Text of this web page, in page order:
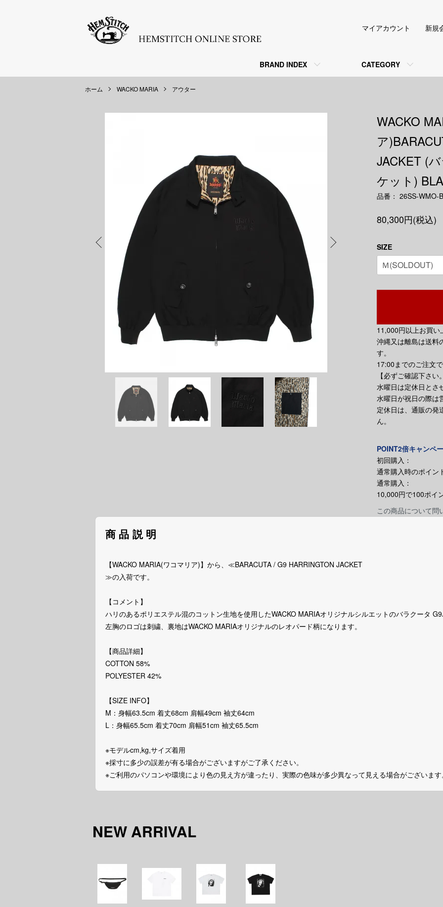
BRAND INDEX CATEGORY
マイアカウント 新規
ホーム WACKO MARIA アウター
WACKO
ア
JACKET (
ケット)
品番： 26SS-WMO-
80,300円(税込)
SIZE
11,000円以上お買
沖縄又は離島は送料
す。
17:00までのご注文
【必ずご確認下さい
水曜日は定休日とさ
水曜日が祝日の際は
定休日は、通販の発
ん。
POINT2倍キャンペ
初回購入：
通常購入時のポイン
通常購入：
10,000円で100ポイ
この商品について問
商品説明
【WACKO MARIA(ワコマリア)】から、≪BARACUTA / G9 HARRINGTON JACKET
≫の入荷です。
【コメント】
ハリのあるポリエステル混のコットン生地を使用したWACKO MARIAオリジナルシルエットのバラクータ
左胸のロゴは刺繍、裏地はWACKO MARIAオリジナルのレオパード柄になります。
【商品詳細】
COTTON 58%
POLYESTER 42%
【SIZE INFO】
M：身幅63.5cm 着丈68cm 肩幅49cm 袖丈64cm
L：身幅65.5cm 着丈70cm 肩幅51cm 袖丈65.5cm
※モデルcm,kg,サイズ着用
※採寸に多少の誤差が有る場合がございますがご了承ください。
※ご利用のパソコンや環境により色の見え方が違ったり、実際の色味が多少異なって見える場合がございま
NEW ARRIVAL